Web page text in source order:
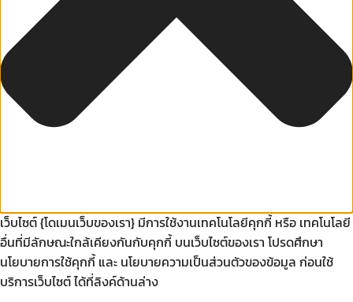
เว็บไซต์ {โดเมนเว็บของเรา} มีการใช้งานเทคโนโลยีคุกกี้ หรือ เทคโนโลยี
อื่นที่มีลักษณะใกล้เคียงกันกับคุกกี้ บนเว็บไซต์ของเรา โปรดศึกษา
นโยบายการใช้คุกกี้ และ นโยบายความเป็นส่วนตัวของข้อมูล ก่อนใช้
บริการเว็บไซต์ ได้ที่ลิงค์ด้านล่าง